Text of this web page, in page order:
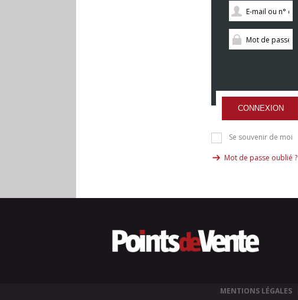
CONNEXION
Se souvenir de moi
Mot de passe oublié ?
MENTIONS LÉGALES